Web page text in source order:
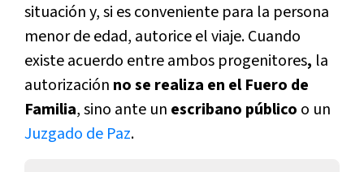
situación y, si es conveniente para la persona
menor de edad, autorice el viaje. Cuando
existe acuerdo entre ambos progenitores, la
autorización no se realiza en el Fuero de
Familia, sino ante un escribano público o un
Juzgado de Paz.